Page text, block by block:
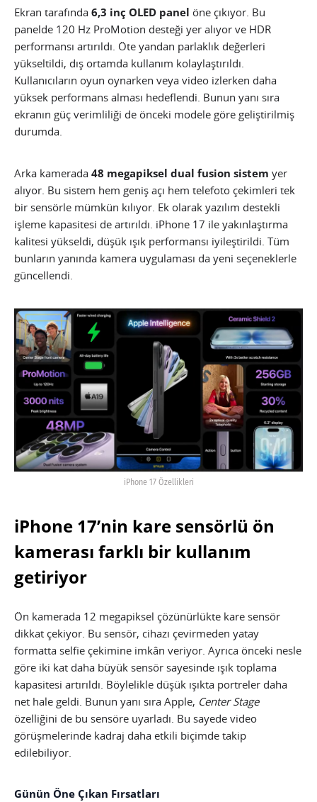
Ekran tarafında 6,3 inç OLED panel öne çıkıyor. Bu
panelde 120 Hz ProMotion desteği yer alıyor ve HDR
performansı artırıldı. Öte yandan parlaklık değerleri
yükseltildi, dış ortamda kullanım kolaylaştırıldı.
Kullanıcıların oyun oynarken veya video izlerken daha
yüksek performans alması hedeflendi. Bunun yanı sıra
ekranın güç verimliliği de önceki modele göre geliştirilmiş
durumda.
Arka kamerada 48 megapiksel dual fusion sistem yer
alıyor. Bu sistem hem geniş açı hem telefoto çekimleri tek
bir sensörle mümkün kılıyor. Ek olarak yazılım destekli
işleme kapasitesi de artırıldı. iPhone 17 ile yakınlaştırma
kalitesi yükseldi, düşük ışık performansı iyileştirildi. Tüm
bunların yanında kamera uygulaması da yeni seçeneklerle
güncellendi.
iPhone 17 Özellikleri
iPhone 17’nin kare sensörlü ön
kamerası farklı bir kullanım
getiriyor
Ön kamerada 12 megapiksel çözünürlükte kare sensör
dikkat çekiyor. Bu sensör, cihazı çevirmeden yatay
formatta selfie çekimine imkân veriyor. Ayrıca önceki nesle
göre iki kat daha büyük sensör sayesinde ışık toplama
kapasitesi artırıldı. Böylelikle düşük ışıkta portreler daha
net hale geldi. Bunun yanı sıra Apple, Center Stage
özelliğini de bu sensöre uyarladı. Bu sayede video
görüşmelerinde kadraj daha etkili biçimde takip
edilebiliyor.
Günün Öne Çıkan Fırsatları